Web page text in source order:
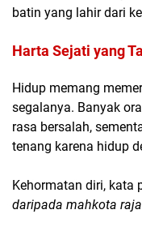
batin yang lahir dari
Harta Sejati yang
Hidup memang
segalanya. Banyak
rasa bersalah,
tenang karena hidup
Kehormatan diri, kata
daripada mahkota raja